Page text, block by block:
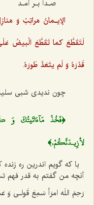
صـدا بـر آمـد
الإیـمانُ مَراتِبُ وَ
لَتَقَطَّعَ کما تَقَطَّعَ الْبیضُ
قَدْرَهُ‌ وَ لَم یتَعَدَّ طَورَهُ.
چون ندیدی شبی
﴿فَخُذْ مَآءَ‌اتَيتُكَ وَ
لأزِيـدَنَّكُمْ.﴾
با كه گویم اندرین ره زنده
آنچه من گفتم به قدر فهم
رَحِمَ اللَه امرَأ سَمِعَ قَولـی وَ